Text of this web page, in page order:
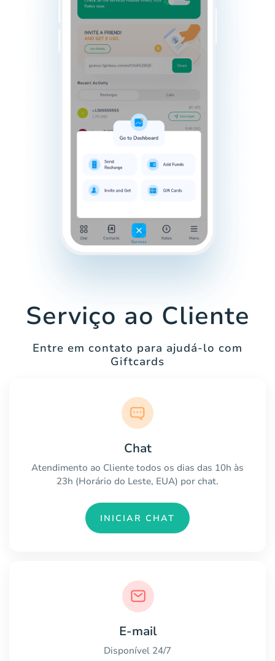
Serviço ao Cliente
Entre em contato para ajudá-lo com
Giftcards
Chat
Atendimento ao Cliente todos os dias das 10h às
23h (Horário do Leste, EUA) por chat.
INICIAR CHAT
E-mail
Disponível 24/7